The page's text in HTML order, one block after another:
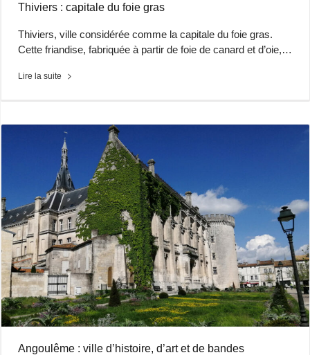
Thiviers : capitale du foie gras
Thiviers, ville considérée comme la capitale du foie gras.
Cette friandise, fabriquée à partir de foie de canard et d’oie,…
Lire la suite
Angoulême : ville d’histoire, d’art et de bandes